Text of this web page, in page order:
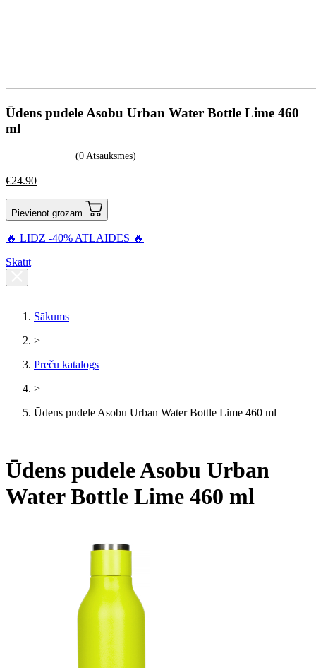
Ūdens pudele Asobu Urban Water Bottle Lime 460
ml
(0 Atsauksmes)
€24.90
Pievienot grozam
🔥 LĪDZ -40% ATLAIDES 🔥
Skatīt
Sākums
>
Preču katalogs
>
Ūdens pudele Asobu Urban Water Bottle Lime 460 ml
Ūdens pudele Asobu Urban
Water Bottle Lime 460 ml